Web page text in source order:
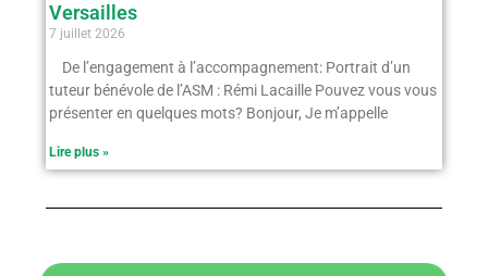
Versailles
7 juillet 2026
De l’engagement à l’accompagnement: Portrait d’un
tuteur bénévole de l’ASM : Rémi Lacaille Pouvez vous vous
présenter en quelques mots? Bonjour, Je m’appelle
Lire plus »